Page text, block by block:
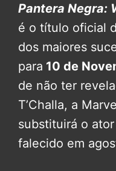
Pantera Negra:
é o título oficial
dos maiores
para 10 de
de não ter
T’Challa, a
substituirá o ator
falecido em